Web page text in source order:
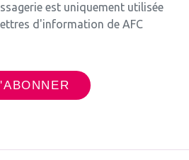
est uniquement utilisée
d'information de AFC